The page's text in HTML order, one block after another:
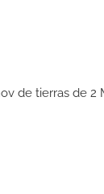
de tierras de 2